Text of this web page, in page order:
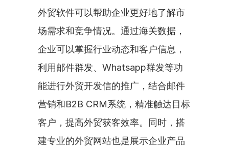
外贸软件可以帮助企业更好地了解市
场需求和竞争情况。通过海关数据，
企业可以掌握行业动态和客户信息，
利用邮件群发、Whatsapp群发等功
能进行外贸开发信的推广，结合邮件
营销和B2B CRM系统，精准触达目标
客户，提高外贸获客效率。同时，搭
建专业的外贸网站也是展示企业产品